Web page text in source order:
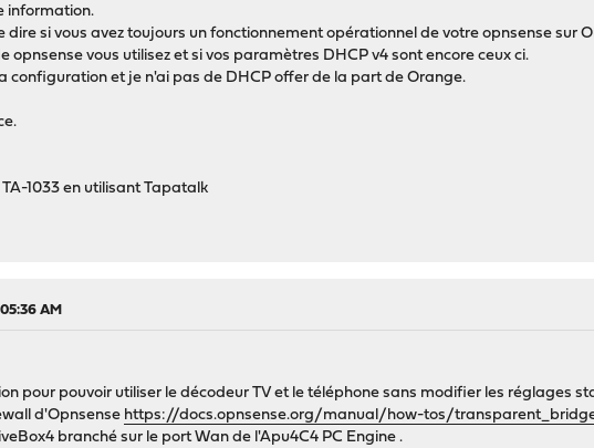
information.
dire si vous avez toujours un fonctionnement opérationnel de votre opnsense sur
opnsense vous utilisez et si vos paramètres DHCP v4 sont encore ceux ci.
configuration et je n'ai pas de DHCP offer de la part de Orange.
1033 en utilisant Tapatalk
AM
pour pouvoir utiliser le décodeur TV et le téléphone sans modifier les réglages
d'Opnsense https://docs.opnsense.org/manual/how-tos/
branché sur le port Wan de l'Apu4C4 PC Engine .